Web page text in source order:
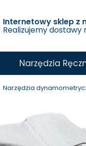
Internetowy sklep z
Realizujemy dostawy
Narzędzia
Narzędzia